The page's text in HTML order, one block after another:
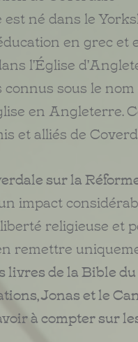
né dans le
en grec et
l'Église
sous le
en Angleterre.
et alliés de
sur la
impact
religieuse et
remettre
de la Bible du
Jonas et le
à compter sur